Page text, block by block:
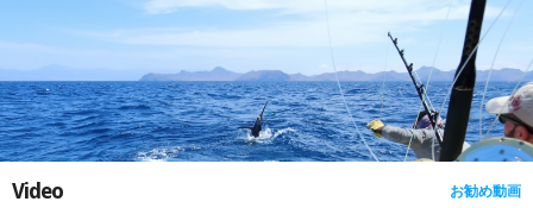
特選情報 釣り情報
Video お勧め動画